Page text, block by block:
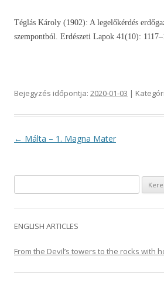
Téglás Károly (1902): A legelőkérdés
szempontból. Erdészeti Lapok 41(10):
Bejegyzés időpontja: 2020-01-03 |
Bejegyzés navigáció
← Málta – 1. Magna Mater
ENGLISH ARTICLES
From the Devil’s towers to the rocks with